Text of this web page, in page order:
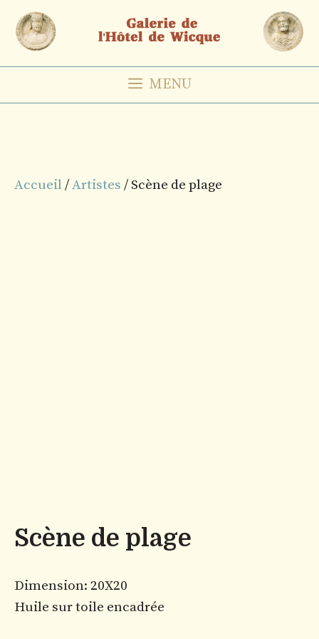
Aller
contenu
MENU
Accueil/Artistes / Scène de plage
Scène de plage
Dimension: 20X20
Huile sur toile encadrée